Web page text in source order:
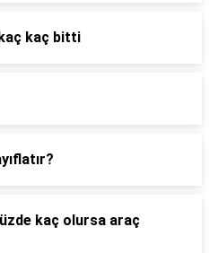
kaç bitti
kaç olursa araç